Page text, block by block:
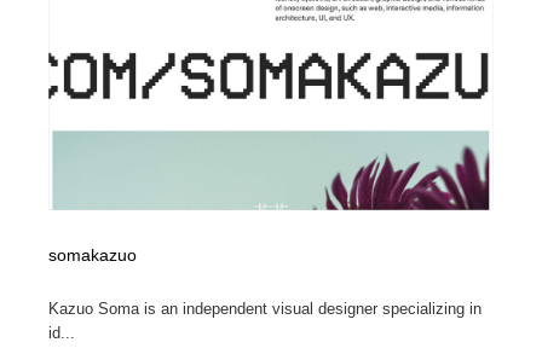
somakazuo
Kazuo Soma is an independent visual designer specializing in
id...